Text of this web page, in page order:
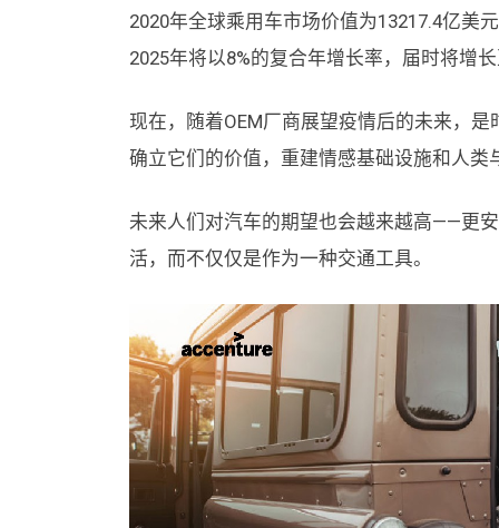
2020年全球乘用车市场价值为13217.4亿美
2025年将以8%的复合年增长率，届时将增
现在，随着OEM厂商展望疫情后的未来，
确立它们的价值，重建情感基础设施和人类
未来人们对汽车的期望也会越来越高——更
活，而不仅仅是作为一种交通工具。